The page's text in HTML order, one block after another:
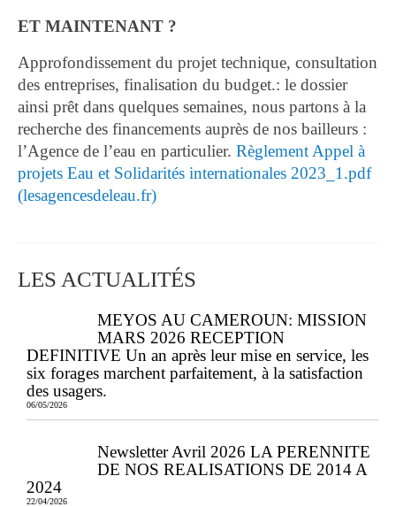
ET MAINTENANT ?
Approfondissement du projet technique, consultation
des entreprises, finalisation du budget.: le dossier
ainsi prêt dans quelques semaines, nous partons à la
recherche des financements auprès de nos bailleurs :
l’Agence de l’eau en particulier. Règlement Appel à
projets Eau et Solidarités internationales 2023_1.pdf
(lesagencesdeleau.fr)
LES ACTUALITÉS
MEYOS AU CAMEROUN: MISSION
MARS 2026 RECEPTION
DEFINITIVE Un an après leur mise en service, les
six forages marchent parfaitement, à la satisfaction
des usagers.
06/05/2026
Newsletter Avril 2026 LA PERENNITE
DE NOS REALISATIONS DE 2014 A
2024
22/04/2026